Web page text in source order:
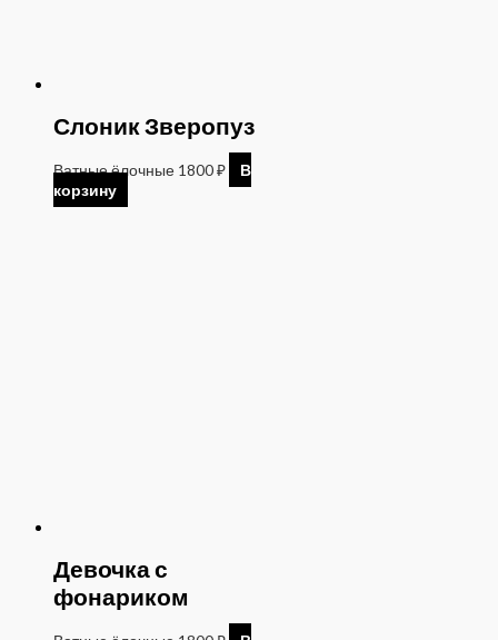
Слоник Зверопуз
Ватные ёлочные 1800₽
В
корзину
Девочка с
фонариком